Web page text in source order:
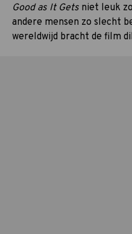
Good as It Gets niet leuk
andere mensen zo slecht
wereldwijd bracht de film